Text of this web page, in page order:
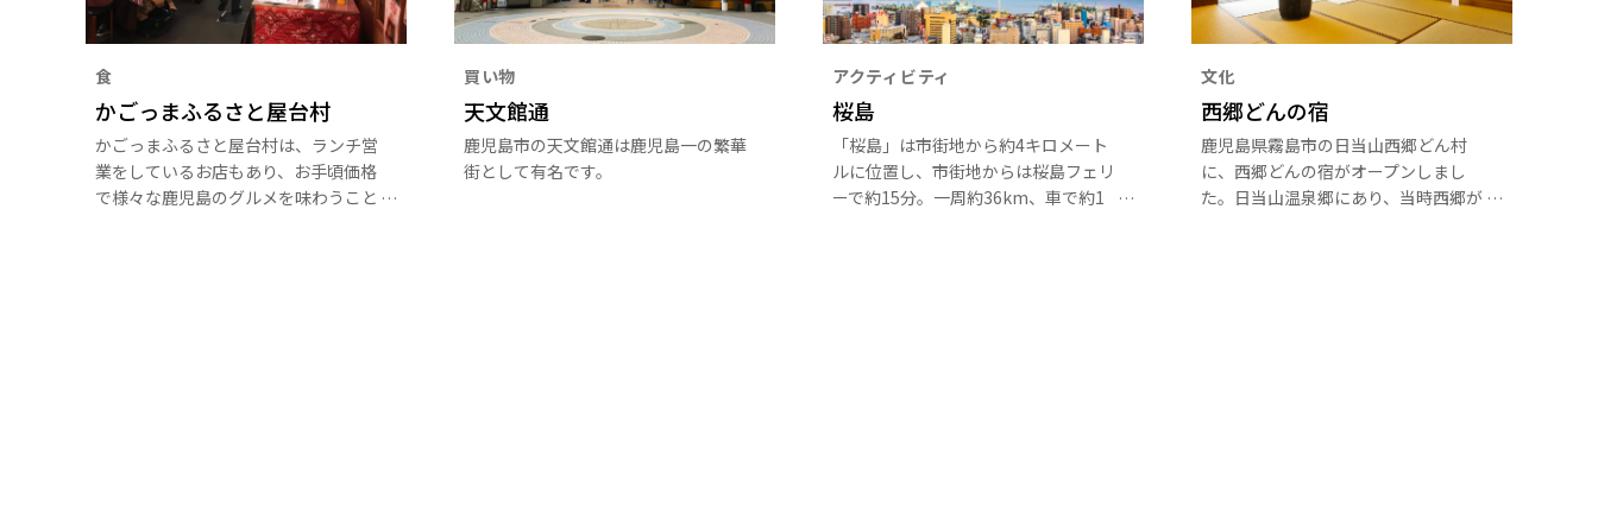
食
かごっまふるさと屋台村
かごっまふるさと屋台村は、ランチ営
業をしているお店もあり、お手頃価格
で様々な鹿児島のグルメを味わうこと
買い物
天文館通
鹿児島市の天文館通は鹿児島一の繁華
街として有名です。
アクティビティ
桜島
「桜島」は市街地から約4キロメート
ルに位置し、市街地からは桜島フェリ
ーで約15分。一周約36km、車で約1
文化
西郷どんの宿
鹿児島県霧島市の日当山西郷どん村
に、西郷どんの宿がオープンしまし
た。日当山温泉郷にあり、当時西郷が